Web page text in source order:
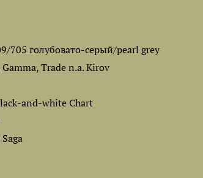
705 голубовато-серый/pearl grey
Trade n.a. Kirov
and-white Chart